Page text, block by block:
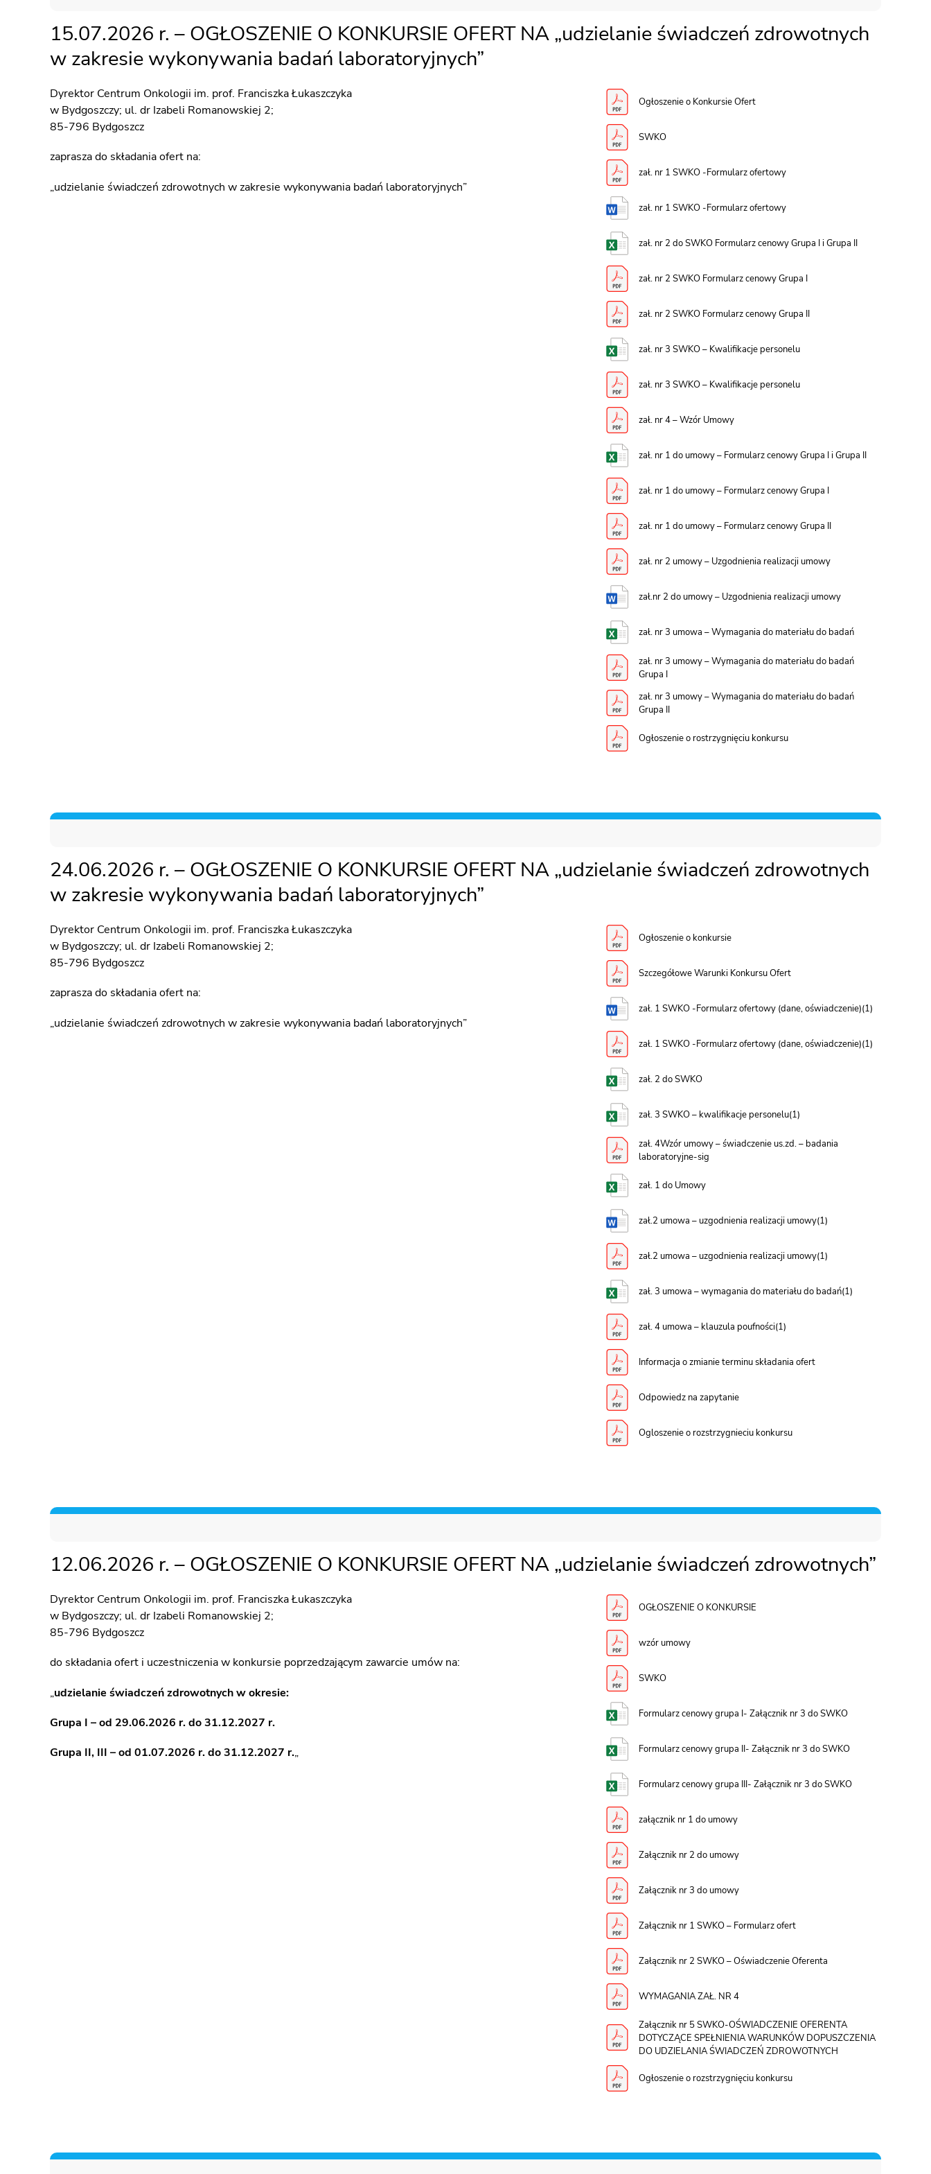
WYKAZ ŚWIADCZEŃ MEDYCZNYCH
CENNIK DLA NIEUBEZPIECZONYCH
DOKUMENTACJA MEDYCZNA
DODATKOWE INFORMACJE
PACJENT UNIJNY W POLSCE
15.07.2026 r. – OGŁOSZENIE O KONKURSIE OFERT NA „udzielanie świadczeń zdrowotnych
w zakresie wykonywania badań laboratoryjnych”
Dyrektor Centrum Onkologii im. prof. Franciszka Łukaszczyka
w Bydgoszczy; ul. dr Izabeli Romanowskiej 2;
85-796 Bydgoszcz
zaprasza do składania ofert na:
„udzielanie świadczeń zdrowotnych w zakresie wykonywania badań laboratoryjnych”
Ogłoszenie o Konkursie Ofert
SWKO
zał. nr 1 SWKO -Formularz ofertowy
zał. nr 1 SWKO -Formularz ofertowy
zał. nr 2 do SWKO Formularz cenowy Grupa I i Grupa II
zał. nr 2 SWKO Formularz cenowy Grupa I
zał. nr 2 SWKO Formularz cenowy Grupa II
zał. nr 3 SWKO – Kwalifikacje personelu
zał. nr 3 SWKO – Kwalifikacje personelu
zał. nr 4 – Wzór Umowy
zał. nr 1 do umowy – Formularz cenowy Grupa I i Grupa II
zał. nr 1 do umowy – Formularz cenowy Grupa I
zał. nr 1 do umowy – Formularz cenowy Grupa II
zał. nr 2 umowy – Uzgodnienia realizacji umowy
zał.nr 2 do umowy – Uzgodnienia realizacji umowy
zał. nr 3 umowa – Wymagania do materiału do badań
zał. nr 3 umowy – Wymagania do materiału do badań
Grupa I
zał. nr 3 umowy – Wymagania do materiału do badań
Grupa II
Ogłoszenie o rostrzygnięciu konkursu
24.06.2026 r. – OGŁOSZENIE O KONKURSIE OFERT NA „udzielanie świadczeń zdrowotnych
w zakresie wykonywania badań laboratoryjnych”
Dyrektor Centrum Onkologii im. prof. Franciszka Łukaszczyka
w Bydgoszczy; ul. dr Izabeli Romanowskiej 2;
85-796 Bydgoszcz
zaprasza do składania ofert na:
„udzielanie świadczeń zdrowotnych w zakresie wykonywania badań laboratoryjnych”
Ogłoszenie o konkursie
Szczegółowe Warunki Konkursu Ofert
zał. 1 SWKO -Formularz ofertowy (dane, oświadczenie)(1)
zał. 1 SWKO -Formularz ofertowy (dane, oświadczenie)(1)
zał. 2 do SWKO
zał. 3 SWKO – kwalifikacje personelu(1)
zał. 4Wzór umowy – świadczenie us.zd. – badania
laboratoryjne-sig
zał. 1 do Umowy
zał.2 umowa – uzgodnienia realizacji umowy(1)
zał.2 umowa – uzgodnienia realizacji umowy(1)
zał. 3 umowa – wymagania do materiału do badań(1)
zał. 4 umowa – klauzula poufności(1)
Informacja o zmianie terminu składania ofert
Odpowiedz na zapytanie
Ogloszenie o rozstrzygnieciu konkursu
12.06.2026 r. – OGŁOSZENIE O KONKURSIE OFERT NA „udzielanie świadczeń zdrowotnych”
Dyrektor Centrum Onkologii im. prof. Franciszka Łukaszczyka
w Bydgoszczy; ul. dr Izabeli Romanowskiej 2;
85-796 Bydgoszcz
do składania ofert i uczestniczenia w konkursie poprzedzającym zawarcie umów na:
„udzielanie świadczeń zdrowotnych w okresie:
Grupa I – od 29.06.2026 r. do 31.12.2027 r.
Grupa II, III – od 01.07.2026 r. do 31.12.2027 r.„
OGŁOSZENIE O KONKURSIE
wzór umowy
SWKO
Formularz cenowy grupa I- Załącznik nr 3 do SWKO
Formularz cenowy grupa II- Załącznik nr 3 do SWKO
Formularz cenowy grupa III- Załącznik nr 3 do SWKO
załącznik nr 1 do umowy
Załącznik nr 2 do umowy
Załącznik nr 3 do umowy
Załącznik nr 1 SWKO – Formularz ofert
Załącznik nr 2 SWKO – Oświadczenie Oferenta
WYMAGANIA ZAŁ. NR 4
Załącznik nr 5 SWKO-OŚWIADCZENIE OFERENTA
DOTYCZĄCE SPEŁNIENIA WARUNKÓW DOPUSZCZENIA
DO UDZIELANIA ŚWIADCZEŃ ZDROWOTNYCH
Ogłoszenie o rozstrzygnięciu konkursu